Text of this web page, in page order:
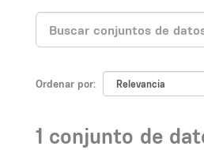
Ordenar por
1 conjunto de